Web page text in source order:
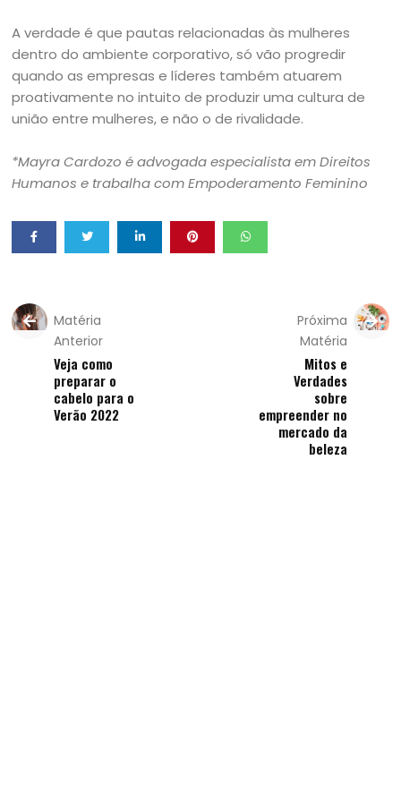
A verdade é que pautas relacionadas às mulheres
dentro do ambiente corporativo, só vão progredir
quando as empresas e líderes também atuarem
proativamente no intuito de produzir uma cultura de
união entre mulheres, e não o de rivalidade.
*Mayra Cardozo é advogada especialista em Direitos
Humanos e trabalha com Empoderamento Feminino
Matéria
Anterior
Veja como
preparar o
cabelo para o
Verão 2022
Próxima
Matéria
Mitos e
Verdades
sobre
empreender no
mercado da
beleza